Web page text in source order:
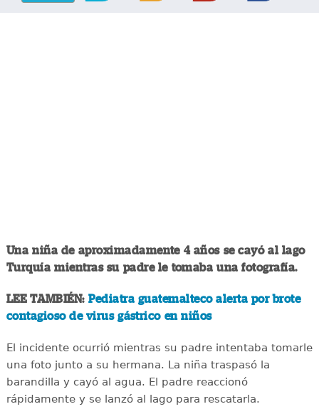
Una niña de aproximadamente 4 años se cayó al lago
Turquía mientras su padre le tomaba una fotografía.
LEE TAMBIÉN: Pediatra guatemalteco alerta por brote
contagioso de virus gástrico en niños
El incidente ocurrió mientras su padre intentaba tomarle
una foto junto a su hermana. La niña traspasó la
barandilla y cayó al agua. El padre reaccionó
rápidamente y se lanzó al lago para rescatarla.